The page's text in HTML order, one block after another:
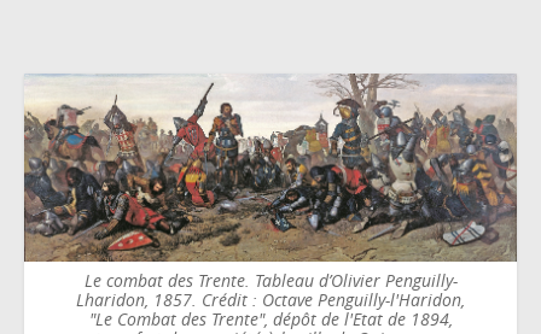
Le combat des Trente. Tableau d’Olivier Penguilly-
Lharidon, 1857. Crédit : Octave Penguilly-l'Haridon,
"Le Combat des Trente", dépôt de l'Etat de 1894,